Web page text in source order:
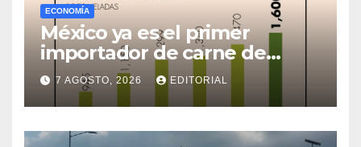
ECONOMÍA
México ya es el primer
importador de carne de
cerdo en el mundo
7 AGOSTO, 2026 EDITORIAL